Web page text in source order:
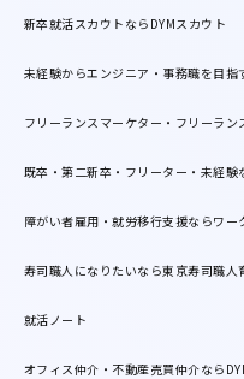
新卒就活スカウトならDYMスカウト
未経験からエンジニア・事務職を目指
フリーランスマーケター・フリーラ
既卒・第二新卒・フリーター・未経験
障がい者雇用・就労移行支援ならワー
寿司職人になりたいなら東京寿司職人
就活ノート
オフィス仲介・不動産売買仲介なら